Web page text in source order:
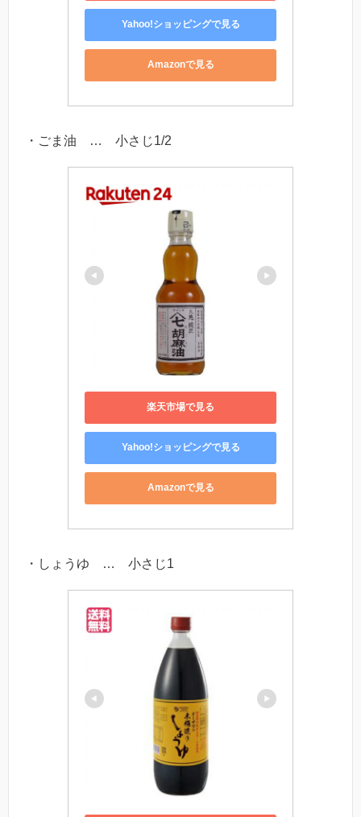
Yahoo!ショッピングで見る
Amazonで見る
・ごま油 … 小さじ1/2
楽天市場で見る
Yahoo!ショッピングで見る
Amazonで見る
・しょうゆ … 小さじ1